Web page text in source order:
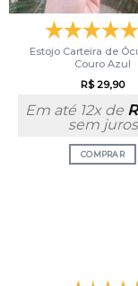
Estojo Carteira de
Couro Azul
R$29,90
Em até 12x de
sem juros
COMPRAR